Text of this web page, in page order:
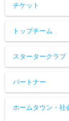
チケット
トップチーム
スタータークラブ
パートナー
ホームタウン・社